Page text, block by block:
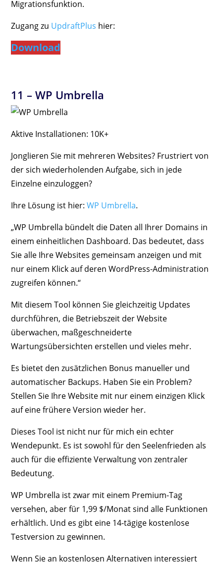
Migrationsfunktion.
Zugang zu UpdraftPlus hier:
Download
11 –WP Umbrella
Aktive Installationen: 10K+
Jonglieren Sie mit mehreren Websites? Frustriert von
der sich wiederholenden Aufgabe, sich in jede
Einzelne einzuloggen?
Ihre Lösung ist hier:WP Umbrella.
„WP Umbrella bündelt die Daten all Ihrer Domains in
einem einheitlichen Dashboard. Das bedeutet, dass
Sie alle Ihre Websites gemeinsam anzeigen und mit
nur einem Klick auf deren WordPress-Administration
zugreifen können.“
Mit diesem Tool können Sie gleichzeitig Updates
durchführen, die Betriebszeit der Website
überwachen, maßgeschneiderte
Wartungsübersichten erstellen und vieles mehr.
Es bietet den zusätzlichen Bonus manueller und
automatischer Backups. Haben Sie ein Problem?
Stellen Sie Ihre Website mit nur einem einzigen Klick
auf eine frühere Version wieder her.
Dieses Tool ist nicht nur für mich ein echter
Wendepunkt. Es ist sowohl für den Seelenfrieden als
auch für die effiziente Verwaltung von zentraler
Bedeutung.
WP Umbrella ist zwar mit einem Premium-Tag
versehen, aber für 1,99 $/Monat sind alle Funktionen
erhältlich. Und es gibt eine 14-tägige kostenlose
Testversion zu gewinnen.
Wenn Sie an kostenlosen Alternativen interessiert